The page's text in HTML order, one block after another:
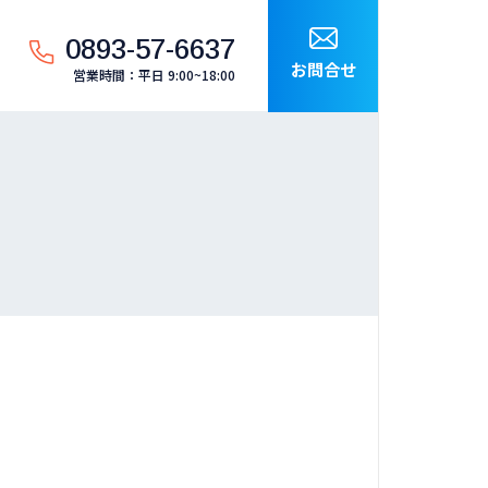
0893-57-6637
営業時間：平日 9:00~18:00 お問合せ